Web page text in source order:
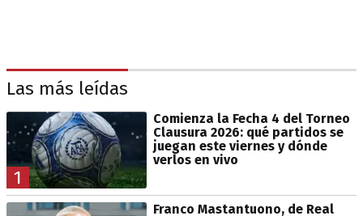
Las más leídas
1
Comienza la Fecha 4 del Torneo
Clausura 2026: qué partidos se
juegan este viernes y dónde
verlos en vivo
Franco Mastantuono, de Real